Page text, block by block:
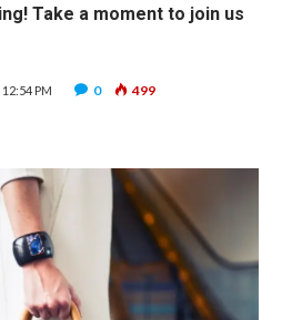
Take a moment to join us
PM 0 499